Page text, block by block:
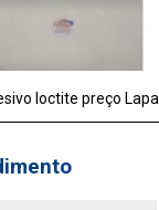
loctite preço Lapa